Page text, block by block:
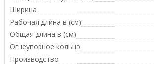
Ширина
Рабочая длина в (см)
Общая длина в (см)
Огнеупорное кольцо
Производство